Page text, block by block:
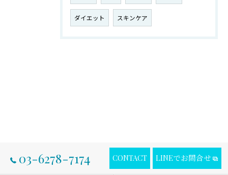
ダイエット スキンケア
03-6278-7174 CONTACT LINEでお問合せ